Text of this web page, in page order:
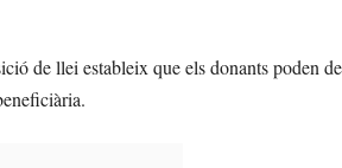
de llei estableix que els donants poden